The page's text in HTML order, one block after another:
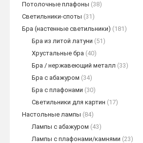
Потолочные плафоны (38)
Светильники-споты (31)
Бра (настенные светильники) (181)
Бра из литой латуни (51)
Хрустальные бра (40)
Бра / нержавеющий металл (33)
Бра с абажуром (34)
Бра с плафонами (30)
Светильники для картин (17)
Настольные лампы (84)
Лампы с абажуром (43)
Лампы с плафонами/камнями (23)